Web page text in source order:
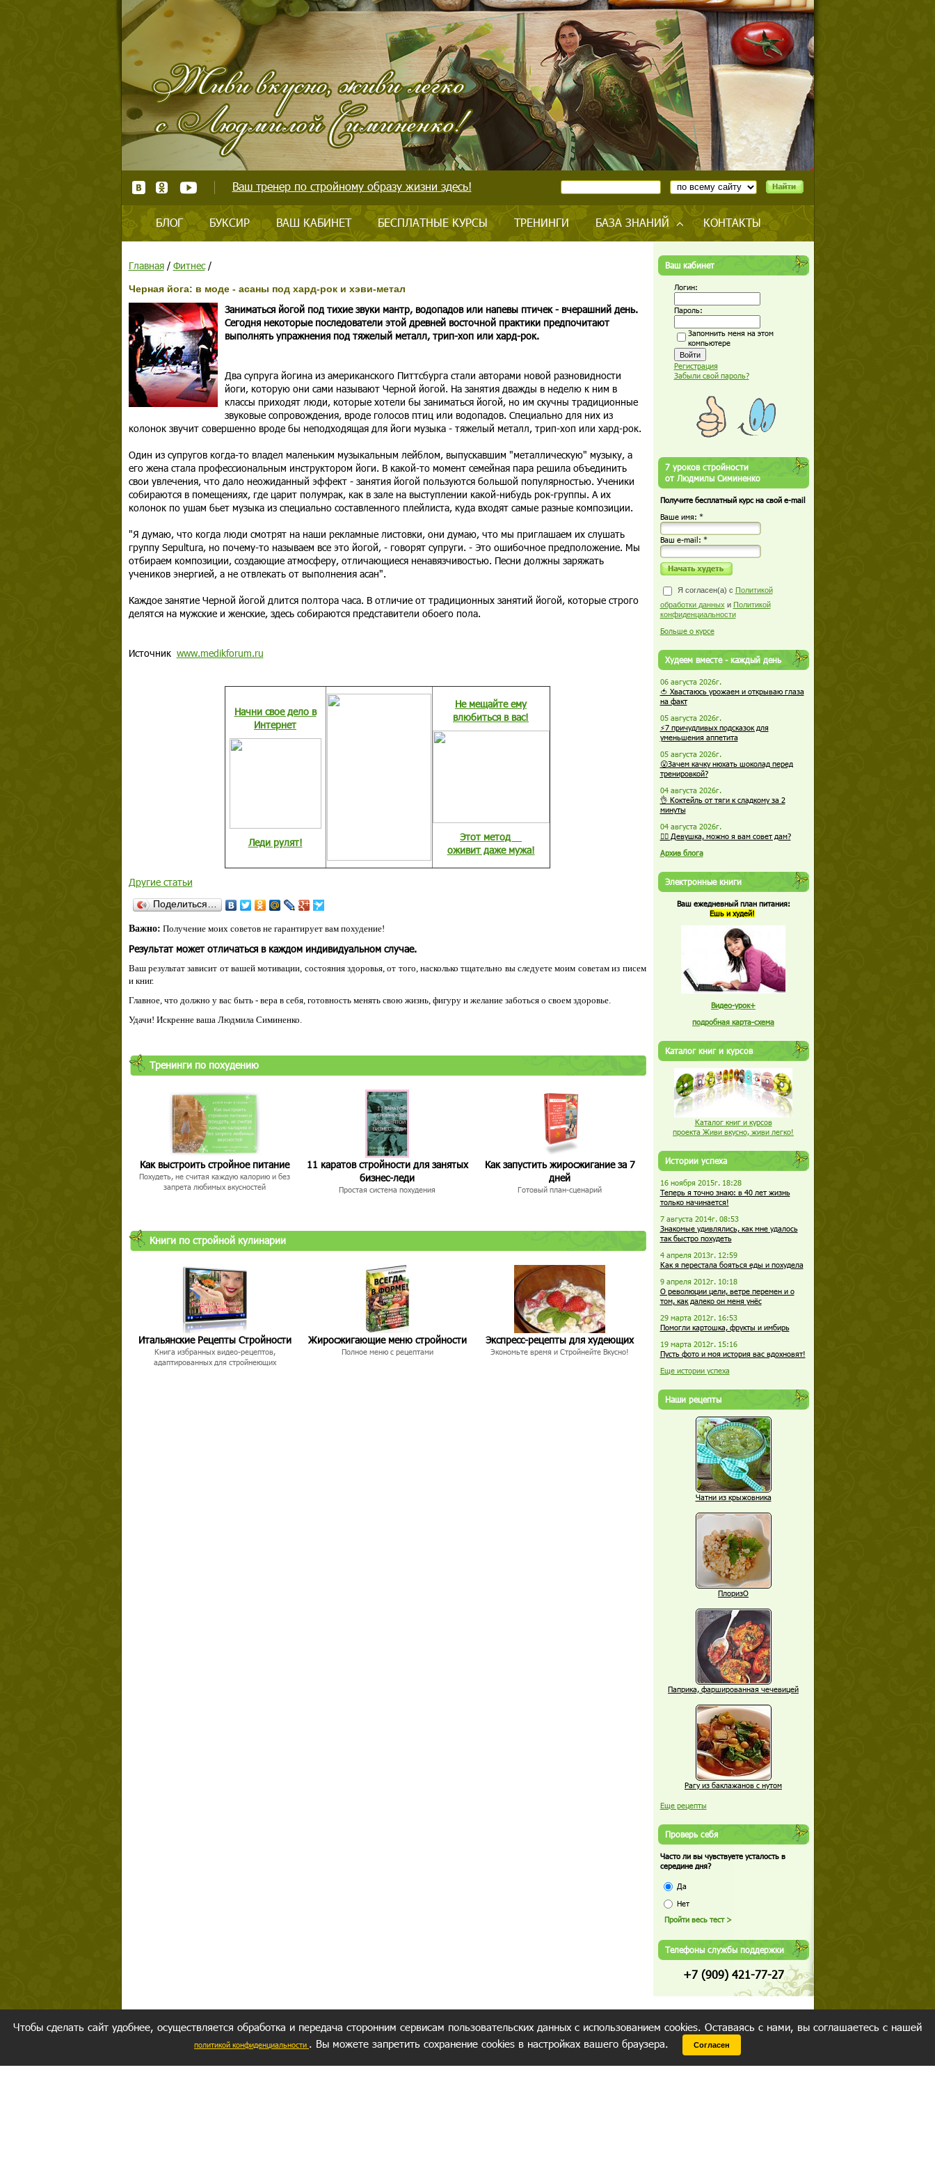
Ваш тренер по стройному образу жизни здесь!
БЛОГ БУКСИР ВАШ КАБИНЕТ БЕСПЛАТНЫЕ КУРСЫ ТРЕНИНГИ БАЗА ЗНАНИЙ КОНТАКТЫ
Главная/ Фитнес/
Черная йога: в моде - асаны под хард-рок и хэви-метал
Заниматься йогой под тихие звуки мантр, водопадов или напевы птичек - вчерашний день.
Сегодня некоторые последователи этой древней восточной практики предпочитают
выполнять упражнения под тяжелый металл, трип-хоп или хард-рок.
Два супруга йогина из американского Питтсбурга стали авторами новой разновидности
йоги, которую они сами называют Черной йогой. На занятия дважды в неделю к ним в
классы приходят люди, которые хотели бы заниматься йогой, но им скучны традиционные
звуковые сопровождения, вроде голосов птиц или водопадов. Специально для них из
колонок звучит совершенно вроде бы неподходящая для йоги музыка - тяжелый металл, трип-хоп или хард-рок.
Один из супругов когда-то владел маленьким музыкальным лейблом, выпускавшим "металлическую" музыку, а
его жена стала профессиональным инструктором йоги. В какой-то момент семейная пара решила объединить
свои увлечения, что дало неожиданный эффект - занятия йогой пользуются большой популярностью. Ученики
собираются в помещениях, где царит полумрак, как в зале на выступлении какой-нибудь рок-группы. А их
колонок по ушам бьет музыка из специально составленного плейлиста, куда входят самые разные композиции.
"Я думаю, что когда люди смотрят на наши рекламные листовки, они думаю, что мы приглашаем их слушать
группу Sepultura, но почему-то называем все это йогой, - говорят супруги. - Это ошибочное предположение. Мы
отбираем композиции, создающие атмосферу, отличающиеся ненавязчивостью. Песни должны заряжать
учеников энергией, а не отвлекать от выполнения асан".
Каждое занятие Черной йогой длится полтора часа. В отличие от традиционных занятий йогой, которые строго
делятся на мужские и женские, здесь собираются представители обоего пола.
Источник www.medikforum.ru
Начни свое дело в
Интернет
Леди рулят!
Не мещайте ему
влюбиться в вас!
Этот метод
оживит даже мужа!
Другие статьи
Поделиться…
Важно: Получение моих советов не гарантирует вам похудение!
Результат может отличаться в каждом индивидуальном случае.
Ваш результат зависит от вашей мотивации, состояния здоровья, от того, насколько тщательно вы следуете моим советам из писем
и книг.
Главное, что должно у вас быть - вера в себя, готовность менять свою жизнь, фигуру и желание заботься о своем здоровье.
Удачи! Искренне ваша Людмила Симиненко.
Тренинги по похудению
Как выстроить стройное питание
Похудеть, не считая каждую калорию и без
запрета любимых вкусностей
11 каратов стройности для занятых
бизнес-леди
Простая система похудения
Как запустить жиросжигание за 7
дней
Готовый план-сценарий
Книги по стройной кулинарии
Итальянские Рецепты Стройности
Книга избранных видео-рецептов,
адаптированных для стройнеющих
Жиросжигающие меню стройности
Полное меню с рецептами
Экспресс-рецепты для худеющих
Экономьте время и Стройнейте Вкусно!
Ваш кабинет
Логин:
Пароль:
Запомнить меня на этом
компьютере
Регистрация
Забыли свой пароль?
7 уроков стройности
от Людмилы Симиненко
Получите бесплатный курс на свой e-mail
Ваше имя: *
Ваш е-mail: *
Я согласен(а) с Политикой
обработки данных и Политикой
конфиденциальности
Больше о курсе
Худеем вместе - каждый день
06 августа 2026г.
🍅 Хвастаюсь урожаем и открываю глаза
на факт
05 августа 2026г.
⚡7 причудливых подсказок для
уменьшения аппетита
05 августа 2026г.
😮Зачем качку нюхать шоколад перед
тренировкой?
04 августа 2026г.
👌 Коктейль от тяги к сладкому за 2
минуты
04 августа 2026г.
🏋️‍♀️ Девушка, можно я вам совет дам?
Архив блога
Электронные книги
Ваш ежедневный план питания:
Ешь и худей!
Видео-урок+
подробная карта-схема
Каталог книг и курсов
Каталог книг и курсов
проекта Живи вкусно, живи легко!
Истории успеха
16 ноября 2015г. 18:28
Теперь я точно знаю: в 40 лет жизнь
только начинается!
7 августа 2014г. 08:53
Знакомые удивлялись, как мне удалось
так быстро похудеть
4 апреля 2013г. 12:59
Как я перестала бояться еды и похудела
9 апреля 2012г. 10:18
О революции цели, ветре перемен и о
том, как далеко он меня унёс
29 марта 2012г. 16:53
Помогли картошка, фрукты и имбирь
19 марта 2012г. 15:16
Пусть фото и моя история вас вдохновят!
Еще истории успеха
Наши рецепты
Чатни из крыжовника
ПлоризО
Паприка, фаршированная чечевицей
Рагу из баклажанов с нутом
Еще рецепты
Проверь себя
Часто ли вы чувствуете усталость в
середине дня?
Да
Нет
Телефоны службы поддержки
+7 (909) 421-77-27
Чтобы сделать сайт удобнее, осуществляется обработка и передача сторонним сервисам пользовательских данных с использованием cookies. Оставаясь с нами, вы соглашаетесь с нашей
политикой конфиденциальности . Вы можете запретить сохранение cookies в настройках вашего браузера. Согласен